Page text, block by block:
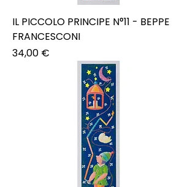
IL PICCOLO PRINCIPE N°11 - BEPPE
FRANCESCONI
Prezzo
34,00 €